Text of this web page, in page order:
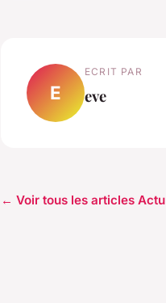
E
ECRIT PAR
eve
← Voir tous les articles Actu